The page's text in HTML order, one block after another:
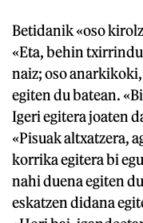
Betidanik «oso
«Eta, behin
naiz; oso
egiten du batean.
Igeri egitera joaten
«Pisuak altxatzera,
korrika egitera bi
nahi duena egiten
eskatzen didana